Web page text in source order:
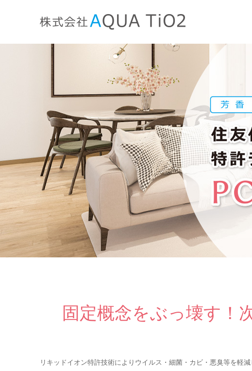
固定概念をぶっ壊す！
リキッドイオン特許技術によりウイルス・細菌・カビ・悪臭等を軽